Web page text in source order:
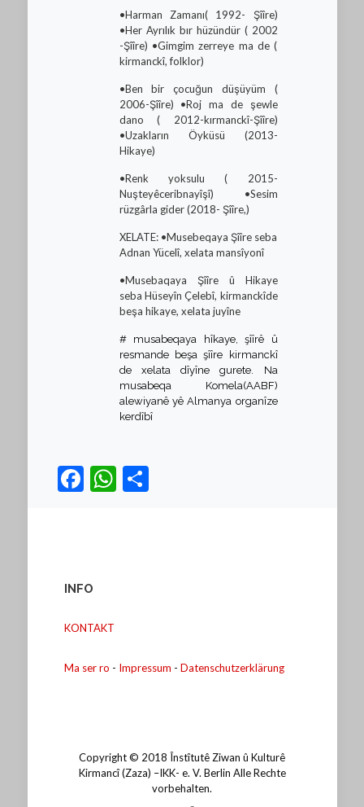
•Harman Zamanı( 1992- Şîîre)
•Her Ayrılık bır hüzündür ( 2002
-Şîîre) •Gimgim zerreye ma de (
kirmanckî, folklor)
•Ben bir çocuğun düşüyüm (
2006-Şîîre) •Roj ma de şewle
dano ( 2012-kırmanckî-Şîîre)
•Uzakların Öyküsü (2013-
Hikaye)
•Renk yoksulu ( 2015-
Nuşteyêceribnayîşî) •Sesim
rüzgârla gider (2018- Şîîre,)
XELATE: •Musebeqaya Şîîre seba
Adnan Yücelî, xelata mansîyonî
•Musebaqaya Şîîre û Hikaye
seba Hüseyîn Çelebî, kirmanckîde
beşa hikaye, xelata juyîne
# musabeqaya hîkaye, şîîrê û
resmande beşa şîîre kirmanckî
de xelata dîyîne gurete. Na
musabeqa Komela(AABF)
alewiyanê yê Almanya organîze
kerdîbî
Facebook
WhatsApp
Teilen
INFO
KONTAKT
Ma ser ro - Impressum - Datenschutzerklärung
Copyright © 2018 Înstîtutê Ziwan û Kulturê
Kirmancî (Zaza) –IKK- e. V. Berlin Alle Rechte
vorbehalten.